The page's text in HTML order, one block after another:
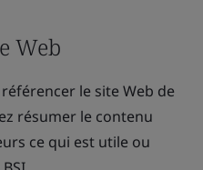
Web
le site Web de
résumer le contenu
ce qui est utile ou